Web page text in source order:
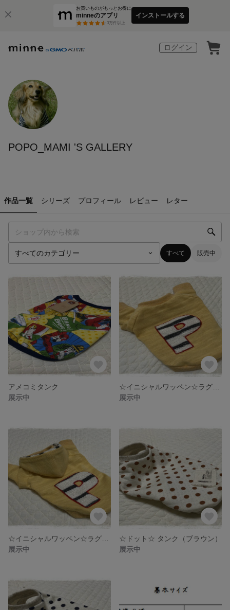
お買いものがもっとお得に
minneのアプリ
3万件以上
インストールする
ログイン
POPO_MAMI 'S GALLERY
作品一覧 シリーズ プロフィール レビュー レター
すべて 販売中
アメコミタンク
展示中
展示中
展示中
☆ドット☆ タンク（ブラウン）
展示中